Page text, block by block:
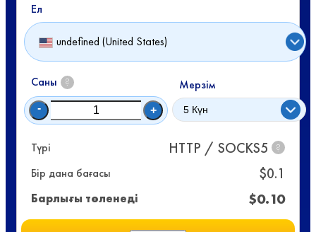
Ел
undefined (United States)
Саны ?
- +
Мерзім
Түрі HTTP / SOCKS5 ?
Бір дана бағасы $0.1
Барлығы төленеді $0.10